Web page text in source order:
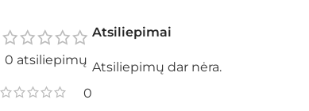
0 atsiliepimų
0
Atsiliepimai
Atsiliepimų dar nėra.